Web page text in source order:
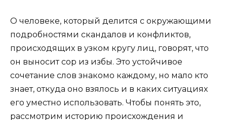
О человеке, который делится с окружающими
подробностями скандалов и конфликтов,
происходящих в узком кругу лиц, говорят, что
он выносит сор из избы. Это устойчивое
сочетание слов знакомо каждому, но мало кто
знает, откуда оно взялось и в каких ситуациях
его уместно использовать. Чтобы понять это,
рассмотрим историю происхождения и